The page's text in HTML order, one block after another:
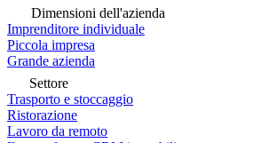
Dimensioni dell'azienda
Imprenditore individuale
Piccola impresa
Grande azienda
Settore
Trasporto e stoccaggio
Ristorazione
Lavoro da remoto